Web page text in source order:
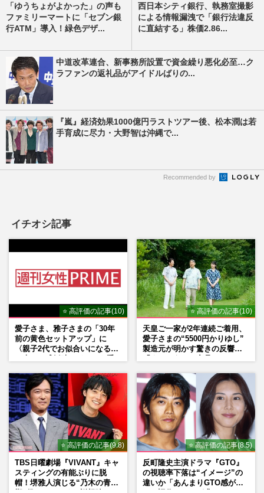
「ゆうちょがよかった」の声も
ファミリーマートに「セブン銀
行ATM」導入！緑色デザ...
西日本シティ銀行、執務室撮影
による情報漏洩で「銀行法違反
に直結する」株価2.86...
中道改革連合、新事務所設置で資金繰り悪化必至…ク
ラファンの返礼品がアイドルばりの...
『嵐』経済効果1000億円ラストツアー後、松本潤は若
手育成に尽力・大野智は沖縄で...
Recommended by
イチオシ記事
⭐ 高評価の記事(10)
愛子さま、雅子さまの「30年
前の黄色セットアップ」に
〈親子2代でお似合いになる〉
⭐ 高評価の記事(10)
天皇ご一家が2年連続ご着用、
愛子さまの“5500円かりゆし”
製造元が明かす驚きの反響
⭐ 高評価の記事(9.8)
TBS日曜劇場『VIVANT』キャ
スティングの有能ぶりに脱
帽！堺雅人演じる“乃木の青年
⭐ 高評価の記事(8.5)
反町隆史主演ドラマ『GTO』
の視聴率下落は“イメージ”の
違いか「あんまりGTO感がな